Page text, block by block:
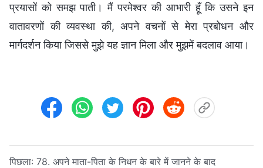
प्रयासों को समझ पाती। मैं परमेश्वर की आभारी हूँ कि उसने इन
वातावरणों की व्यवस्था की, अपने वचनों से मेरा प्रबोधन और
मार्गदर्शन किया जिससे मुझे यह ज्ञान मिला और मुझमें बदलाव आया।
पिछला: 78. अपने माता-पिता के निधन के बारे में जानने के बाद